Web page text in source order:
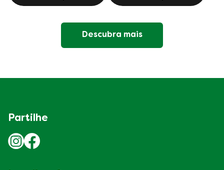
Descubra mais
Partilhe